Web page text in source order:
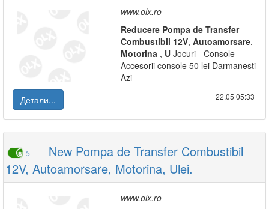
www.olx.ro
Reducere Pompa de Transfer
Combustibil 12V, Autoamorsare,
Motorina , U Jocuri - Console
Accesorii console 50 lei Darmanesti
Azi
Детали...
22.05|05:33
5
New Pompa de Transfer Combustibil
12V, Autoamorsare, Motorina, Ulei.
www.olx.ro